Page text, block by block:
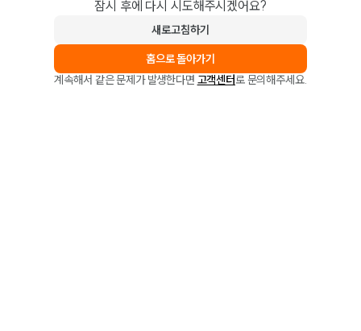
잠시 후에 다시 시도해주시겠어요?
새로고침하기
홈으로 돌아가기
계속해서 같은 문제가 발생한다면 고객센터로 문의해주세요.